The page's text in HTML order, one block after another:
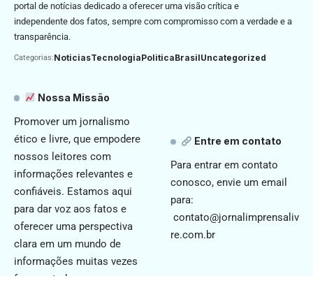
portal de notícias dedicado a oferecer uma visão crítica e
independente dos fatos, sempre com compromisso com a verdade e a
transparência.
Categorias:NoticiasTecnologiaPoliticaBrasilUncategorized
Nossa Missão
Promover um jornalismo
ético e livre, que empodere
nossos leitores com
informações relevantes e
confiáveis. Estamos aqui
para dar voz aos fatos e
oferecer uma perspectiva
clara em um mundo de
informações muitas vezes
fragmentadas.
Entre em contato
Para entrar em contato
conosco, envie um email
para:
contato@jornalimprensaliv
re.com.br